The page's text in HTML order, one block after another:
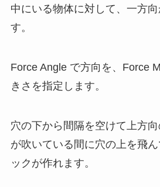
中にいる物体に対して、一方
す。
Force Angle で方向を、Force
きさを指定します。
穴の下から間隔を空けて上方
が吹いている間に穴の上を飛
ックが作れます。